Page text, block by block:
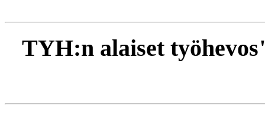
TYH:n alaiset